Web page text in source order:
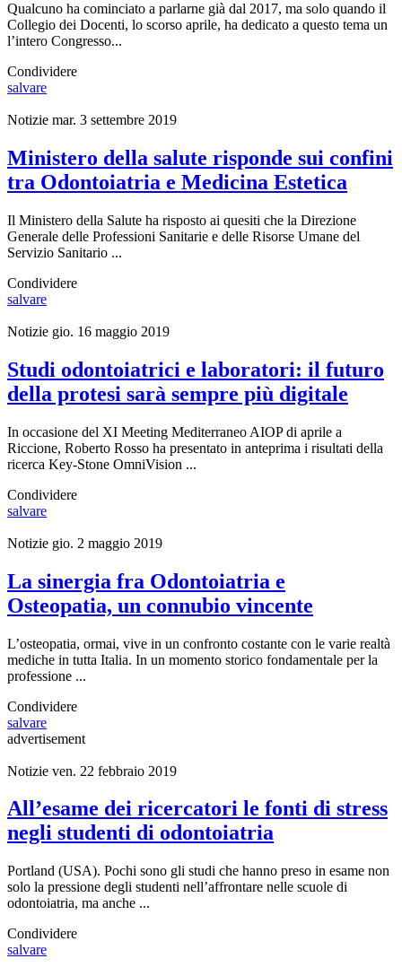
Qualcuno ha cominciato a parlarne già dal 2017, ma solo quando il
Collegio dei Docenti, lo scorso aprile, ha dedicato a questo tema un
l’intero Congresso...
Condividere
salvare
Notizie mar. 3 settembre 2019
Ministero della salute risponde sui confini
tra Odontoiatria e Medicina Estetica
Il Ministero della Salute ha risposto ai quesiti che la Direzione
Generale delle Professioni Sanitarie e delle Risorse Umane del
Servizio Sanitario ...
Condividere
salvare
Notizie gio. 16 maggio 2019
Studi odontoiatrici e laboratori: il futuro
della protesi sarà sempre più digitale
In occasione del XI Meeting Mediterraneo AIOP di aprile a
Riccione, Roberto Rosso ha presentato in anteprima i risultati della
ricerca Key-Stone OmniVision ...
Condividere
salvare
Notizie gio. 2 maggio 2019
La sinergia fra Odontoiatria e
Osteopatia, un connubio vincente
L’osteopatia, ormai, vive in un confronto costante con le varie realtà
mediche in tutta Italia. In un momento storico fondamentale per la
professione ...
Condividere
salvare
advertisement
Notizie ven. 22 febbraio 2019
All’esame dei ricercatori le fonti di stress
negli studenti di odontoiatria
Portland (USA). Pochi sono gli studi che hanno preso in esame non
solo la pressione degli studenti nell’affrontare nelle scuole di
odontoiatria, ma anche ...
Condividere
salvare